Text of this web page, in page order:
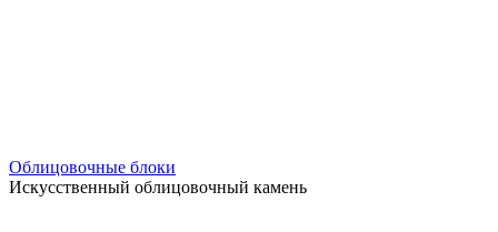
Облицовочные блоки
Искусственный облицовочный камень